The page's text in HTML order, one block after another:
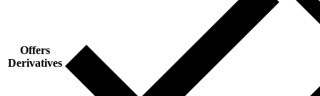
Offers
Derivatives